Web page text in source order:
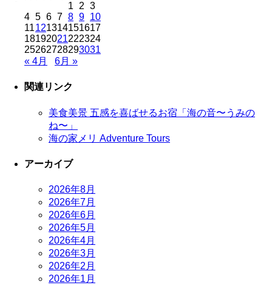
1
2 3
4 5 6 7 8 9 10
11121314151617
18192021222324
25262728293031
« 4月
6月 »
関連リンク
美食美景 五感を喜ばせるお宿「海の音〜うみの
ね〜」
海の家メリ Adventure Tours
アーカイブ
2026年8月
2026年7月
2026年6月
2026年5月
2026年4月
2026年3月
2026年2月
2026年1月